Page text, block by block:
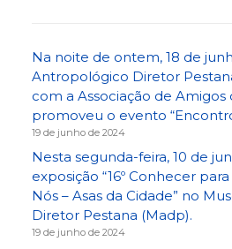
Na noite de ontem, 18 de
Antropológico Diretor
com a Associação de Amigos
promoveu o evento
19 de junho de 2024
Nesta segunda-feira, 10 de
exposição “16º Conhecer
Nós – Asas da Cidade” no
Diretor Pestana (Madp).
19 de junho de 2024